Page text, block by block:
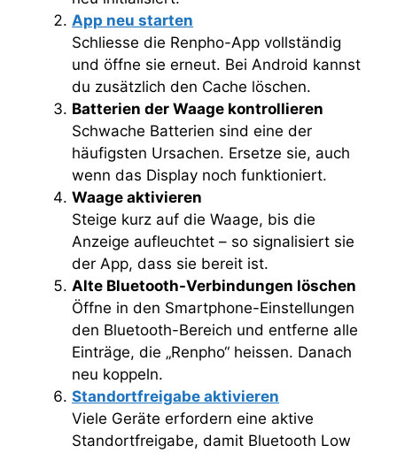
App neu starten
Schliesse die Renpho-App vollständig
und öffne sie erneut. Bei Android kannst
du zusätzlich den Cache löschen.
Batterien der Waage kontrollieren
Schwache Batterien sind eine der
häufigsten Ursachen. Ersetze sie, auch
wenn das Display noch funktioniert.
Waage aktivieren
Steige kurz auf die Waage, bis die
Anzeige aufleuchtet – so signalisiert sie
der App, dass sie bereit ist.
Alte Bluetooth-Verbindungen löschen
Öffne in den Smartphone-Einstellungen
den Bluetooth-Bereich und entferne alle
Einträge, die „Renpho“ heissen. Danach
neu koppeln.
Standortfreigabe aktivieren
Viele Geräte erfordern eine aktive
Standortfreigabe, damit Bluetooth Low